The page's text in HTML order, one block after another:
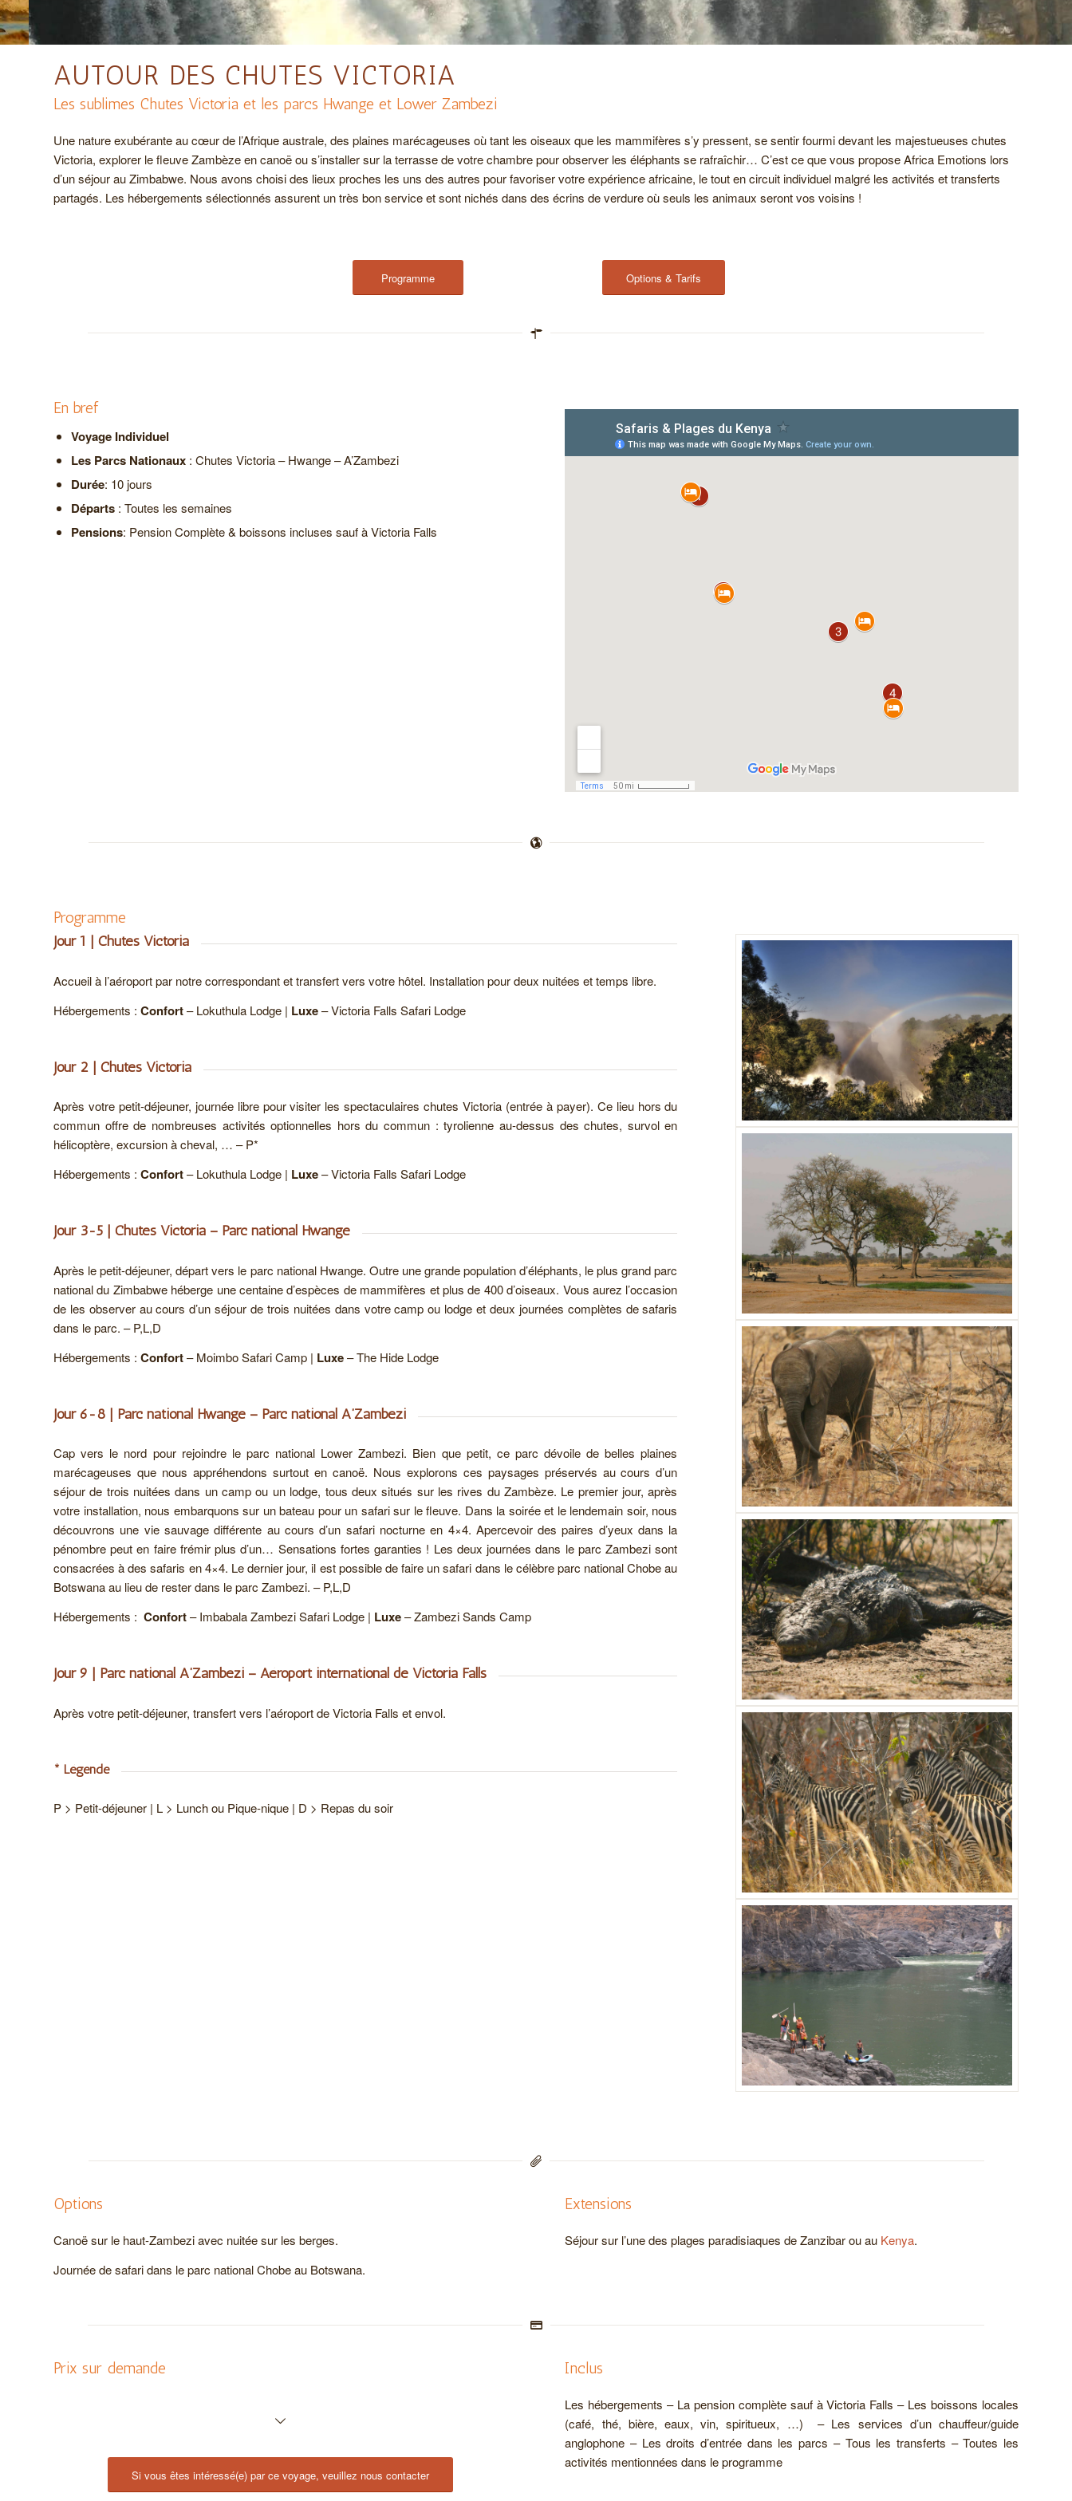
AUTOUR DES CHUTES VICTORIA
Les sublimes Chutes Victoria et les parcs Hwange et Lower Zambezi
Une nature exubérante au cœur de l’Afrique australe, des plaines marécageuses où tant les oiseaux que les mammifères s’y pressent, se sentir fourmi devant les majestueuses chutes
Victoria, explorer le fleuve Zambèze en canoë ou s’installer sur la terrasse de votre chambre pour observer les éléphants se rafraîchir… C’est ce que vous propose Africa Emotions lors
d’un séjour au Zimbabwe. Nous avons choisi des lieux proches les uns des autres pour favoriser votre expérience africaine, le tout en circuit individuel malgré les activités et transferts
partagés. Les hébergements sélectionnés assurent un très bon service et sont nichés dans des écrins de verdure où seuls les animaux seront vos voisins !
Programme Options & Tarifs
En bref
Voyage Individuel
Les Parcs Nationaux : Chutes Victoria – Hwange – A’Zambezi
Durée: 10 jours
Départs : Toutes les semaines
Pensions: Pension Complète & boissons incluses sauf à Victoria Falls
Programme
Jour 1 | Chutes Victoria
Accueil à l’aéroport par notre correspondant et transfert vers votre hôtel. Installation pour deux nuitées et temps libre.
Hébergements : Confort– Lokuthula Lodge | Luxe– Victoria Falls Safari Lodge
Jour 2 | Chutes Victoria
Après votre petit-déjeuner, journée libre pour visiter les spectaculaires chutes Victoria (entrée à payer). Ce lieu hors du
commun offre de nombreuses activités optionnelles hors du commun : tyrolienne au-dessus des chutes, survol en
hélicoptère, excursion à cheval, … – P*
Hébergements : Confort– Lokuthula Lodge | Luxe– Victoria Falls Safari Lodge
Jour 3-5 | Chutes Victoria – Parc national Hwange
Après le petit-déjeuner, départ vers le parc national Hwange. Outre une grande population d’éléphants, le plus grand parc
national du Zimbabwe héberge une centaine d’espèces de mammifères et plus de 400 d’oiseaux. Vous aurez l’occasion
de les observer au cours d’un séjour de trois nuitées dans votre camp ou lodge et deux journées complètes de safaris
dans le parc. – P,L,D
Hébergements : Confort– Moimbo Safari Camp | Luxe– The Hide Lodge
Jour 6-8 | Parc national Hwange – Parc national A’Zambezi
Cap vers le nord pour rejoindre le parc national Lower Zambezi. Bien que petit, ce parc dévoile de belles plaines
marécageuses que nous appréhendons surtout en canoë. Nous explorons ces paysages préservés au cours d’un
séjour de trois nuitées dans un camp ou un lodge, tous deux situés sur les rives du Zambèze. Le premier jour, après
votre installation, nous embarquons sur un bateau pour un safari sur le fleuve. Dans la soirée et le lendemain soir, nous
découvrons une vie sauvage différente au cours d’un safari nocturne en 4×4. Apercevoir des paires d’yeux dans la
pénombre peut en faire frémir plus d’un… Sensations fortes garanties ! Les deux journées dans le parc Zambezi sont
consacrées à des safaris en 4×4. Le dernier jour, il est possible de faire un safari dans le célèbre parc national Chobe au
Botswana au lieu de rester dans le parc Zambezi. – P,L,D
Hébergements : Confort– Imbabala Zambezi Safari Lodge | Luxe– Zambezi Sands Camp
Jour 9 | Parc national A’Zambezi – Aéroport international de Victoria Falls
Après votre petit-déjeuner, transfert vers l’aéroport de Victoria Falls et envol.
* Légende
P > Petit-déjeuner | L > Lunch ou Pique-nique | D > Repas du soir
Options
Canoë sur le haut-Zambezi avec nuitée sur les berges.
Journée de safari dans le parc national Chobe au Botswana.
Extensions
Séjour sur l’une des plages paradisiaques de Zanzibar ou au Kenya.
Prix sur demande
Si vous êtes intéressé(e) par ce voyage, veuillez nous contacter
Inclus
Les hébergements – La pension complète sauf à Victoria Falls – Les boissons locales
(café, thé, bière, eaux, vin, spiritueux, …) – Les services d’un chauffeur/guide
anglophone – Les droits d’entrée dans les parcs – Tous les transferts – Toutes les
activités mentionnées dans le programme